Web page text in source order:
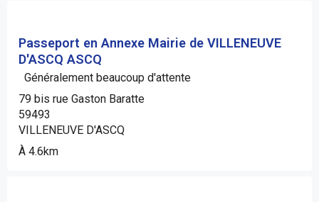
Passeport en Annexe Mairie de VILLENEUVE
D'ASCQ ASCQ
Généralement beaucoup d'attente
79 bis rue Gaston Baratte
59493
VILLENEUVE D'ASCQ
À 4.6km